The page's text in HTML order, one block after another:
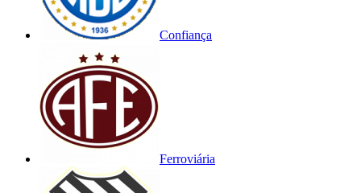
Confiança
Ferroviária